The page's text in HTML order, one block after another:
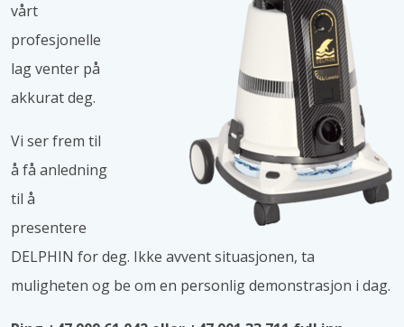
vårt
profesjonelle
lag venter på
akkurat deg.
Vi ser frem til
å få anledning
til å
presentere
DELPHIN for deg. Ikke avvent situasjonen, ta
muligheten og be om en personlig demonstrasjon i dag.